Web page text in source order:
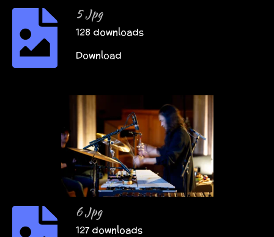
5 Jpg
128 downloads
Download
6 Jpg
127 downloads